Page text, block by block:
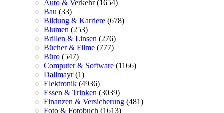
Auto & Verkehr (1654)
Bau (33)
Bildung & Karriere (678)
Blumen (253)
Brillen & Linsen (276)
Bücher & Filme (777)
Büro (547)
Computer & Software (1166)
Dallmayr (1)
Elektronik (4936)
Essen & Trinken (3039)
Finanzen & Versicherung (481)
Foto & Fotobuch (1613)